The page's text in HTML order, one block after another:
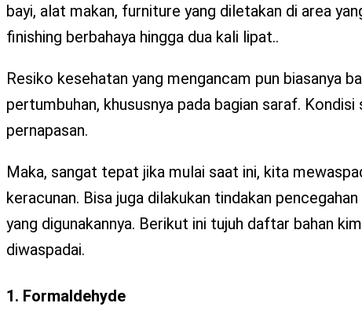
bayi, alat makan, furniture yang diletakan di area
finishing berbahaya hingga dua kali lipat..
Resiko kesehatan yang mengancam pun biasanya
pertumbuhan, khususnya pada bagian saraf.
pernapasan.
Maka, sangat tepat jika mulai saat ini, kita
keracunan. Bisa juga dilakukan tindakan
yang digunakannya. Berikut ini tujuh daftar bahan
diwaspadai.
1. Formaldehyde